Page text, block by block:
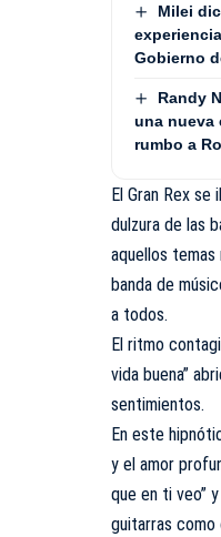
Milei
Gobierno
Randy
una nueva
rumbo a
El Gran Rex
dulzura de las
aquellos
banda de
a todos.
El ritmo
vida buena”
sentimientos.
En este
y el amor
que en ti veo”
guitarras como